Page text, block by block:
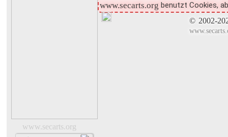
www.secarts.org
www.secarts.org benutzt Cookies,
© 2002-